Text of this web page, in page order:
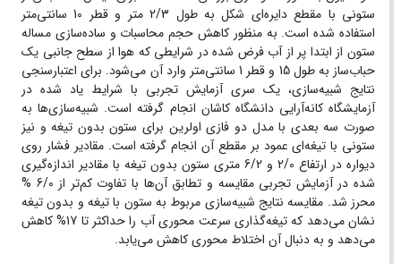
ستونی با مقطع دایره‌ای شکل به طول 2/3 متر و قطر 10 سانتی‌متر
استفاده شده است. به منظور کاهش حجم محاسبات و ساده‌سازی مساله
ستون از ابتدا پر از آب فرض شده در شرایطی که هوا از سطح جانبی یک
حباب‌ساز به طول 15 و قطر 1 سانتی‌متر وارد آن می‌شود. برای اعتبارسنجی
نتایج شبیه‌سازی، یک سری آزمایش تجربی با شرایط یاد شده در
آزمایشگاه کانه‌آرایی دانشگاه کاشان انجام گرفته ‌است. شبیه‌سازی‌ها به
صورت سه بعدی با مدل دو فازی اولرین برای ستون بدون تیغه و نیز
ستونی با تیغه‌ای عمود بر مقطع آن انجام گرفته است. مقادیر فشار روی
دیواره در ارتفاع 2/0 و 6/2 متری ستون بدون تیغه با مقادیر اندازه‌گیری
شده در آزمایش تجربی مقایسه و تطابق آن‌ها با تفاوت کم‌تر از 6/0 %
محرز شد. مقایسه نتایج شبیه‌سازی مربوط به ستون با تیغه و بدون تیغه
نشان می‌دهد که تیغه‌گذاری سرعت محوری آب را حداکثر تا 17% کاهش
می‌دهد و به دنبال آن اختلاط محوری کاهش می‌یابد.